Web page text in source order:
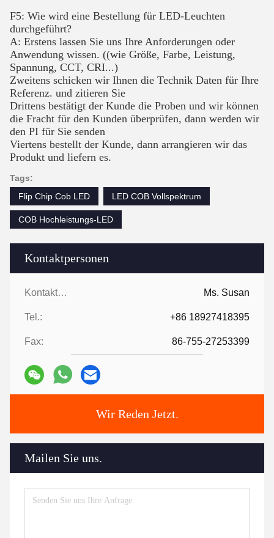
Kontaktpersonen
Kontaktpersonen: Ms. Susan
Tel.: +86 18927418395
Fax: 86-755-27253399
Wir Reden Jetzt.
Mailen Sie uns.
F5: Wie wird eine Bestellung für LED-Leuchten
durchgeführt?
A: Erstens lassen Sie uns Ihre Anforderungen oder
Anwendung wissen. ((wie Größe, Farbe, Leistung,
Spannung, CCT, CRI...)
Zweitens schicken wir Ihnen die Technik Daten für Ihre
Referenz. und zitieren Sie
Drittens bestätigt der Kunde die Proben und wir können
die Fracht für den Kunden überprüfen, dann werden wir
den PI für Sie senden
Viertens bestellt der Kunde, dann arrangieren wir das
Produkt und liefern es.
Tags:
Flip Chip Cob LED
LED COB Vollspektrum
COB Hochleistungs-LED